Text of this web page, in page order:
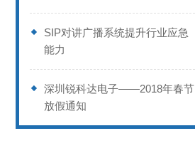
SIP对讲广播系统提升行业应急
能力
深圳锐科达电子——2018年春节
放假通知